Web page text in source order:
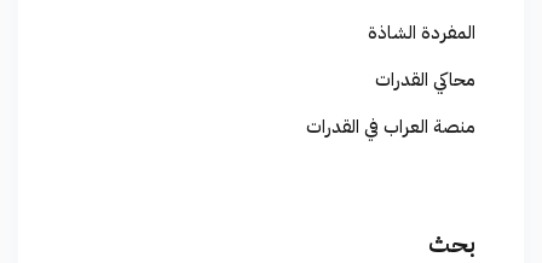
المفردة الشاذة
محاكي القدرات
منصة العراب في القدرات
بحث